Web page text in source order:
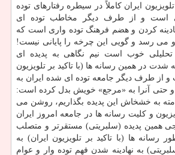
ایران كاملاً در سیطره رفتارهای توده
است و از طرف دیگر مخاطب توده ای
كردن و هضم فرهنگ توده واری است كه
می رسد و گویی این چرخه را پایانی نیست!
خوب است نیم نگاهی به پدیده ای
شدت در همین رسانه ها (با تاكید بر تلویزیون
و از طرف دیگر جامعه توده ای شده ایران به
و حتی آنرا به «مرجع» خویش بدل كرده است:
مته به خشخاش این پدیده بگذاریم، روشن می
و كلیت رسانه ها در جامعه امروز ایران
همین پدیده (سلبریتی) مستقرتر و متصلب
رسانه ها (با تاكید بر تلویزیون ایران) به
به نهادینه شدن فهم توده وار و عوام